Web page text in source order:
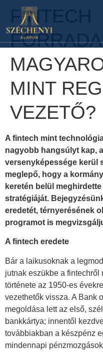
FINTECH
MINT
VEZETŐ?
A fintech mint
nagyobb hangsúlyt kap,
versenyképessége kerül
meglepő, hogy a
keretén belül
stratégiáját.
eredetét, térnyerésének
programot is
A fintech eredete
Bár a laikusoknak a
jutnak eszükbe a fintechről
története az 1950-es
vezethetők vissza. A Bank
megoldása lett az első,
bankkártya; innentől
továbbiakban a készpénz
mindennapi